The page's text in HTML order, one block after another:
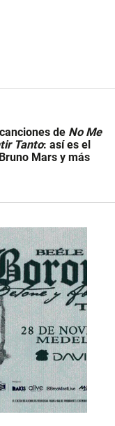
de No Me
Tanto: así es el
Mars y más